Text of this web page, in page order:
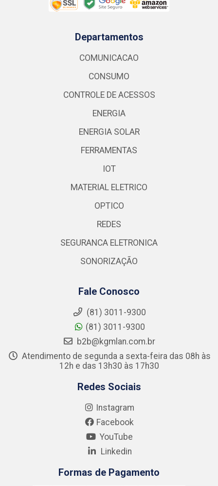
Departamentos
COMUNICACAO
CONSUMO
CONTROLE DE ACESSOS
ENERGIA
ENERGIA SOLAR
FERRAMENTAS
IOT
MATERIAL ELETRICO
OPTICO
REDES
SEGURANCA ELETRONICA
SONORIZAÇÃO
Fale Conosco
(81) 3011-9300
(81) 3011-9300
b2b@kgmlan.com.br
Atendimento de segunda a sexta-feira das 08h às
12h e das 13h30 às 17h30
Redes Sociais
Instagram
Facebook
YouTube
Linkedin
Formas de Pagamento